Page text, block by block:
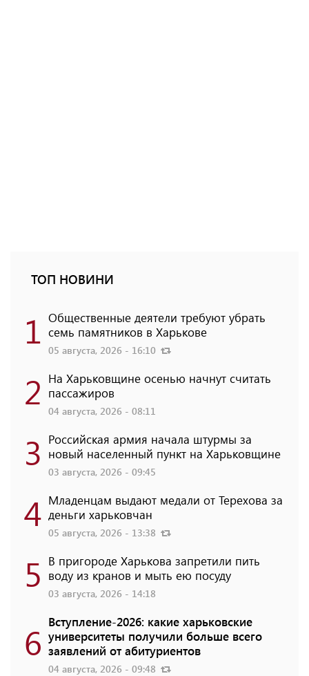
ТОП НОВИНИ
1 Общественные деятели требуют убрать
семь памятников в Харькове
05 августа, 2026 - 16:10
2 На Харьковщине осенью начнут считать
пассажиров
04 августа, 2026 - 08:11
3 Российская армия начала штурмы за
новый населенный пункт на Харьковщине
03 августа, 2026 - 09:45
4 Младенцам выдают медали от Терехова за
деньги харьковчан
05 августа, 2026 - 13:38
5 В пригороде Харькова запретили пить
воду из кранов и мыть ею посуду
03 августа, 2026 - 14:18
6 Вступление-2026: какие харьковские
университеты получили больше всего
заявлений от абитуриентов
04 августа, 2026 - 09:48